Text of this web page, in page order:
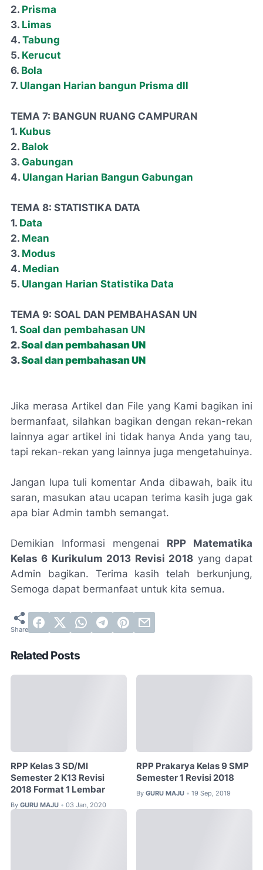
2. Prisma
3. Limas
4. Tabung
5. Kerucut
6. Bola
7. Ulangan Harian bangun Prisma dll
TEMA 7: BANGUN RUANG CAMPURAN
1. Kubus
2. Balok
3. Gabungan
4. Ulangan Harian Bangun Gabungan
TEMA 8: STATISTIKA DATA
1. Data
2. Mean
3. Modus
4. Median
5. Ulangan Harian Statistika Data
TEMA 9: SOAL DAN PEMBAHASAN UN
1. Soal dan pembahasan UN
2.Soal dan pembahasan UN
3.Soal dan pembahasan UN
Jika merasa Artikel dan File yang Kami bagikan ini
bermanfaat, silahkan bagikan dengan rekan-rekan
lainnya agar artikel ini tidak hanya Anda yang tau,
tapi rekan-rekan yang lainnya juga mengetahuinya.
Jangan lupa tuli komentar Anda dibawah, baik itu
saran, masukan atau ucapan terima kasih juga gak
apa biar Admin tambh semangat.
Demikian Informasi mengenai RPP Matematika
Kelas 6 Kurikulum 2013 Revisi 2018 yang dapat
Admin bagikan. Terima kasih telah berkunjung,
Semoga dapat bermanfaat untuk kita semua.
Related Posts
RPP Kelas 3 SD/MI
Semester 2 K13 Revisi
2018 Format 1 Lembar
By GURU MAJU • 03 Jan, 2020
RPP Prakarya Kelas 9 SMP
Semester 1 Revisi 2018
By GURU MAJU • 19 Sep, 2019